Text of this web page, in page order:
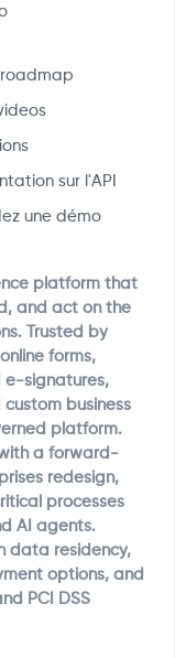
sur l'API
une démo
platform that
and act on the
Trusted by
forms,
e-signatures,
business
platform.
a forward-
redesign,
processes
AI agents.
data residency,
options, and
PCI DSS